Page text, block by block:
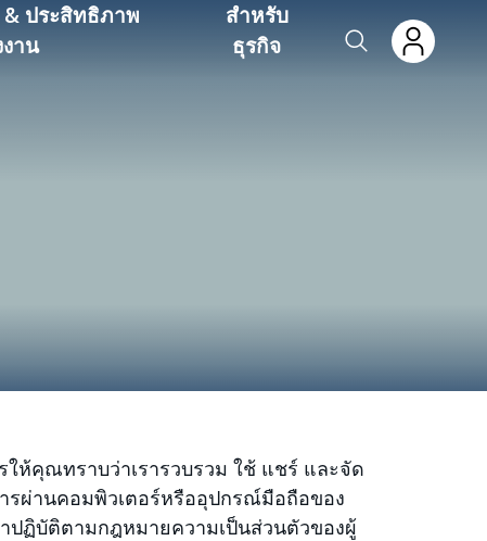
ประสิทธิภาพ
าน
สำหรับ
ธุรกิจ
ห้คุณทราบว่าเรารวบรวม ใช้ แชร์ และจัด
ผ่านคอมพิวเตอร์หรืออุปกรณ์มือถือของ
ปฏิบัติตามกฎหมายความเป็นส่วนตัวของผู้